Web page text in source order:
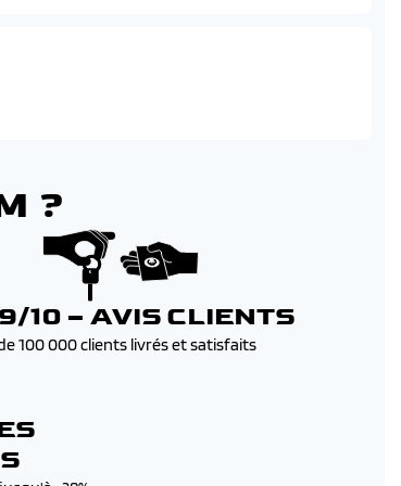
personnalisable
?
10 – AVIS CLIENTS
100 000 clients livrés et satisfaits